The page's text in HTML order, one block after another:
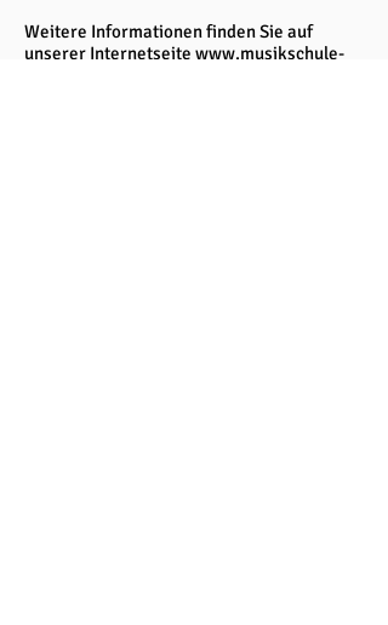
Weitere Informationen finden Sie auf
unserer Internetseite www.musikschule-